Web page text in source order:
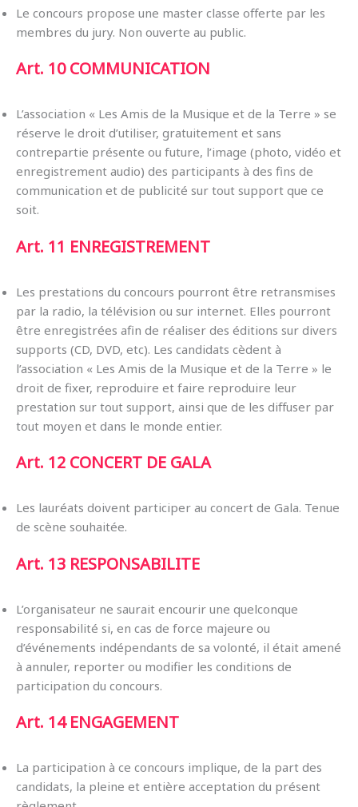
Le concours propose une master classe offerte par les
membres du jury. Non ouverte au public.
Art. 10 COMMUNICATION
L’association « Les Amis de la Musique et de la Terre » se
réserve le droit d’utiliser, gratuitement et sans
contrepartie présente ou future, l’image (photo, vidéo et
enregistrement audio) des participants à des fins de
communication et de publicité sur tout support que ce
soit.
Art. 11 ENREGISTREMENT
Les prestations du concours pourront être retransmises
par la radio, la télévision ou sur internet. Elles pourront
être enregistrées afin de réaliser des éditions sur divers
supports (CD, DVD, etc). Les candidats cèdent à
l’association « Les Amis de la Musique et de la Terre » le
droit de fixer, reproduire et faire reproduire leur
prestation sur tout support, ainsi que de les diffuser par
tout moyen et dans le monde entier.
Art. 12 CONCERT DE GALA
Les lauréats doivent participer au concert de Gala. Tenue
de scène souhaitée.
Art. 13 RESPONSABILITE
L’organisateur ne saurait encourir une quelconque
responsabilité si, en cas de force majeure ou
d’événements indépendants de sa volonté, il était amené
à annuler, reporter ou modifier les conditions de
participation du concours.
Art. 14 ENGAGEMENT
La participation à ce concours implique, de la part des
candidats, la pleine et entière acceptation du présent